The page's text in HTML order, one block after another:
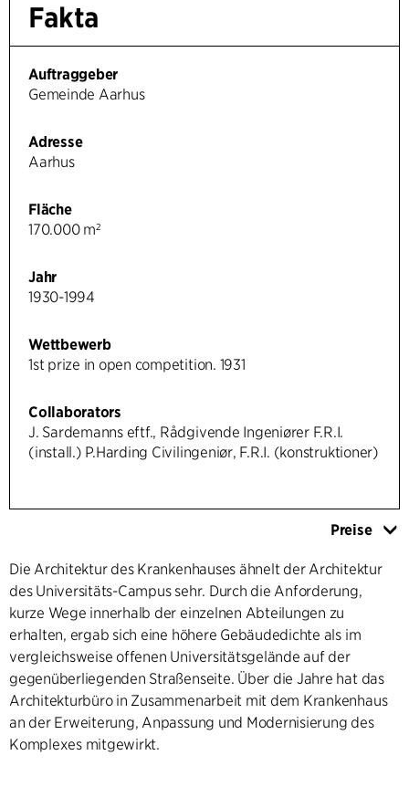
Fakta
Auftraggeber
Gemeinde Aarhus
Adresse
Aarhus
Fläche
170.000 m²
Jahr
1930-1994
Wettbewerb
1st prize in open competition. 1931
Collaborators
J. Sardemanns eftf., Rådgivende Ingeniører F.R.I.
(install.) P.Harding Civilingeniør, F.R.I. (konstruktioner)
Preise
Die Architektur des Krankenhauses ähnelt der Architektur
des Universitäts-Campus sehr. Durch die Anforderung,
kurze Wege innerhalb der einzelnen Abteilungen zu
erhalten, ergab sich eine höhere Gebäudedichte als im
vergleichsweise offenen Universitätsgelände auf der
gegenüberliegenden Straßenseite. Über die Jahre hat das
Architekturbüro in Zusammenarbeit mit dem Krankenhaus
an der Erweiterung, Anpassung und Modernisierung des
Komplexes mitgewirkt.